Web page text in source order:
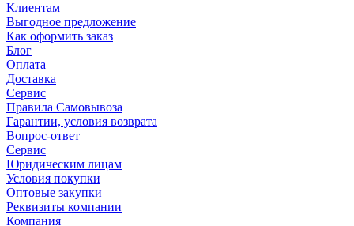
Клиентам
Выгодное предложение
Как оформить заказ
Блог
Оплата
Доставка
Сервис
Правила Самовывоза
Гарантии, условия возврата
Вопрос-ответ
Сервис
Юридическим лицам
Условия покупки
Оптовые закупки
Реквизиты компании
Компания